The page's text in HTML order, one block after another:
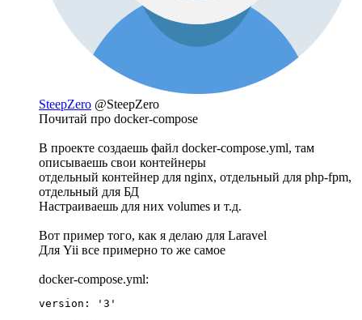
SteepZero @SteepZero
Почитай про docker-compose
В проекте создаешь файл docker-compose.yml, там
описываешь свои контейнеры
отдельный контейнер для nginx, отдельный для php-fpm,
отдельный для БД
Настраиваешь для них volumes и т.д.
Вот пример того, как я делаю для Laravel
Для Yii все примерно то же самое
docker-compose.yml:
version: '3'